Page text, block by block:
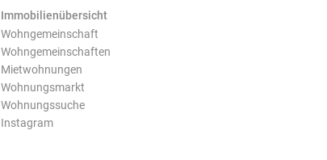
Immobilienübersicht
Wohngemeinschaft
Wohngemeinschaften
Mietwohnungen
Wohnungsmarkt
Wohnungssuche
Instagram